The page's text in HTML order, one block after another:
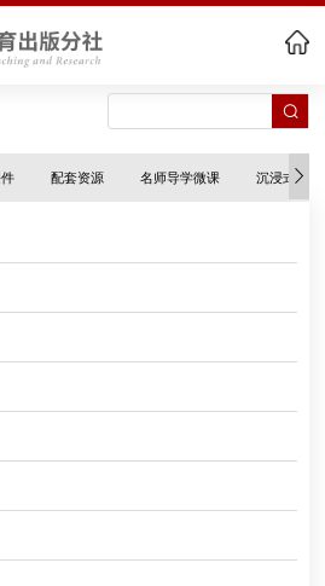
配套资源 名师导学微课 沉浸式伴